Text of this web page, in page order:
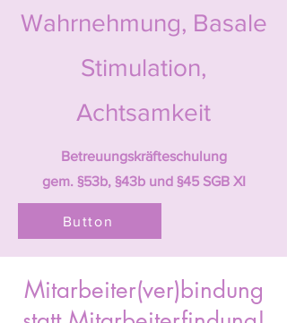
Wahrnehmung, Basale
Stimulation,
Achtsamkeit
Betreuungskräfteschulung
gem. §53b, §43b und §45 SGB XI
Button
Mitarbeiter(ver)bindung